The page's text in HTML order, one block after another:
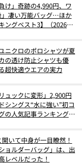
け」奇跡の4,990円、ワ
」凄い万能バッグ…ほか
ングベスト3】（2026年
ニクロのポロシャツが夏
の透け防止シャツも優
超快適ウエアの実力
ュックに変形」2,900円
シングス“水に強い”初コ
の人気記事ランキングベ
いて中身が一目瞭然！
ョルダーバッグ」は、出
レベルだった！